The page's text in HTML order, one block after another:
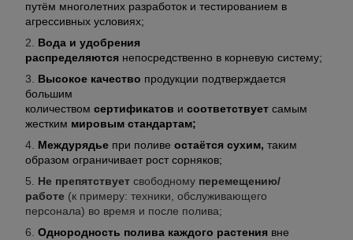
путём многолетних разработок и тестированием в
агрессивных условиях;
Вода и удобрения
распределяются непосредственно в корневую систему;
Высокое качество продукции подтверждается
большим
количеством сертификатов и соответствует самым
жестким мировым стандартам;
Междурядье при поливе остаётся сухим, таким
образом ограничивает рост сорняков;
Не препятствует свободному перемещению/
работе (к примеру: техники, обслуживающего
персонала) во время и после полива;
Однородность полива каждого растения вне